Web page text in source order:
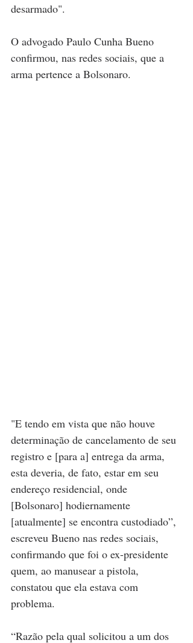
desarmado".
O advogado Paulo Cunha Bueno
confirmou, nas redes sociais, que a
arma pertence a Bolsonaro.
"E tendo em vista que não houve
determinação de cancelamento de seu
registro e [para a] entrega da arma,
esta deveria, de fato, estar em seu
endereço residencial, onde
[Bolsonaro] hodiernamente
[atualmente] se encontra custodiado”,
escreveu Bueno nas redes sociais,
confirmando que foi o ex-presidente
quem, ao manusear a pistola,
constatou que ela estava com
problema.
“Razão pela qual solicitou a um dos